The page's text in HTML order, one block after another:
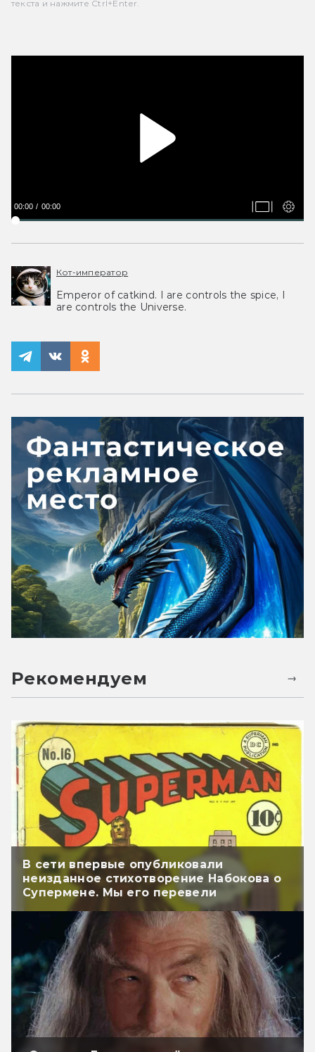
текста и нажмите Ctrl+Enter.
00:00 00:00
Кот-император
Emperor of catkind. I are controls the spice, I
are controls the Universe.
Рекомендуем
В сети впервые опубликовали
неизданное стихотворение Набокова о
Супермене. Мы его перевели